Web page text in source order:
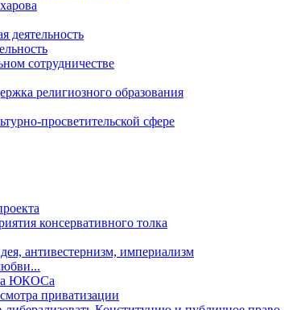
деятельность
сотрудничестве
религиозного образования
просветительской сфере
консервативного толка
антивестернизм, империализм
ЮКОСа
приватизации